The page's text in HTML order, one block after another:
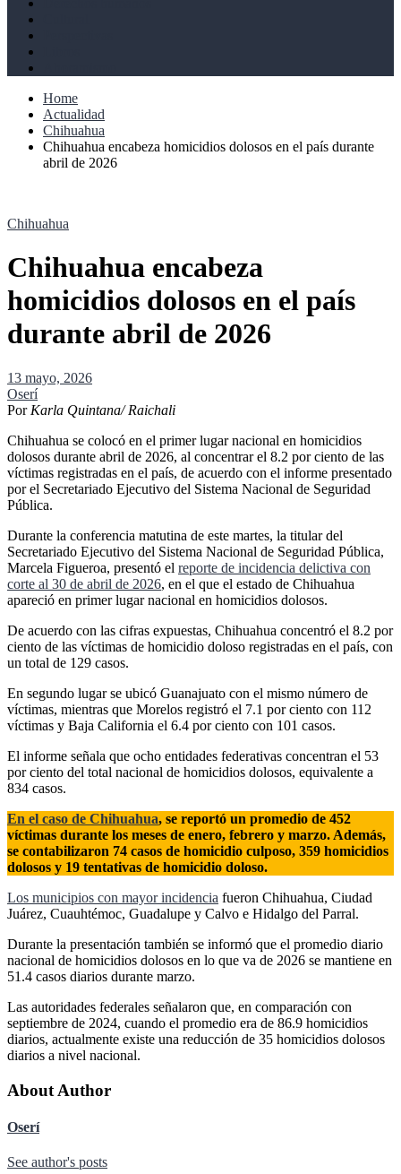
Home
Actualidad
Chihuahua
Chihuahua encabeza homicidios dolosos en el país durante
abril de 2026
Chihuahua
Chihuahua encabeza
homicidios dolosos en el país
durante abril de 2026
13 mayo, 2026
Oserí
Por Karla Quintana/ Raichali
Chihuahua se colocó en el primer lugar nacional en homicidios
dolosos durante abril de 2026, al concentrar el 8.2 por ciento de las
víctimas registradas en el país, de acuerdo con el informe presentado
por el Secretariado Ejecutivo del Sistema Nacional de Seguridad
Pública.
Durante la conferencia matutina de este martes, la titular del
Secretariado Ejecutivo del Sistema Nacional de Seguridad Pública,
Marcela Figueroa, presentó el reporte de incidencia delictiva con
corte al 30 de abril de 2026, en el que el estado de Chihuahua
apareció en primer lugar nacional en homicidios dolosos.
De acuerdo con las cifras expuestas, Chihuahua concentró el 8.2 por
ciento de las víctimas de homicidio doloso registradas en el país, con
un total de 129 casos.
En segundo lugar se ubicó Guanajuato con el mismo número de
víctimas, mientras que Morelos registró el 7.1 por ciento con 112
víctimas y Baja California el 6.4 por ciento con 101 casos.
El informe señala que ocho entidades federativas concentran el 53
por ciento del total nacional de homicidios dolosos, equivalente a
834 casos.
En el caso de Chihuahua, se reportó un promedio de 452
víctimas durante los meses de enero, febrero y marzo. Además,
se contabilizaron 74 casos de homicidio culposo, 359 homicidios
dolosos y 19 tentativas de homicidio doloso.
Los municipios con mayor incidencia fueron Chihuahua, Ciudad
Juárez, Cuauhtémoc, Guadalupe y Calvo e Hidalgo del Parral.
Durante la presentación también se informó que el promedio diario
nacional de homicidios dolosos en lo que va de 2026 se mantiene en
51.4 casos diarios durante marzo.
Las autoridades federales señalaron que, en comparación con
septiembre de 2024, cuando el promedio era de 86.9 homicidios
diarios, actualmente existe una reducción de 35 homicidios dolosos
diarios a nivel nacional.
About Author
Oserí
See author's posts